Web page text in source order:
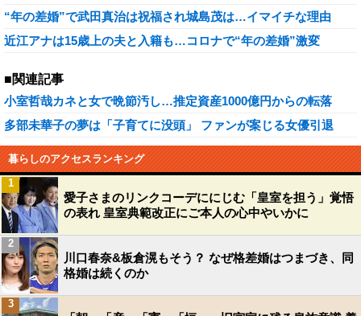
“年の差婚”で武田真治は祝福され城島茂は…イマイチな理由
近江アナは15歳上の夫と入籍も…コロナで“年の差婚”激変
■関連記事
小室哲哉カネと女で晩節汚し…推定資産1000億円からの転落
多部未華子の夢は「子育てに没頭」 ファンが案じる女優引退
暮らしのアクセスランキング
愛子さまのリンクコーデににじむ「皇室を担う」覚悟
の表れ 皇室典範改正にご本人の心中やいかに
1
川口春奈&板倉滉もそう？ なぜ格差婚はつまづき、同
格婚は続くのか
2
3